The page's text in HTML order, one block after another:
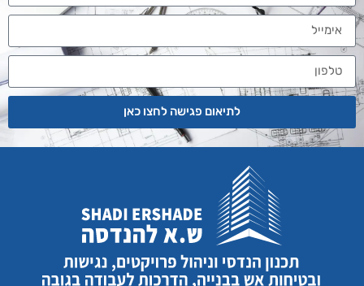
לתיאום פגישה לחצו כאן